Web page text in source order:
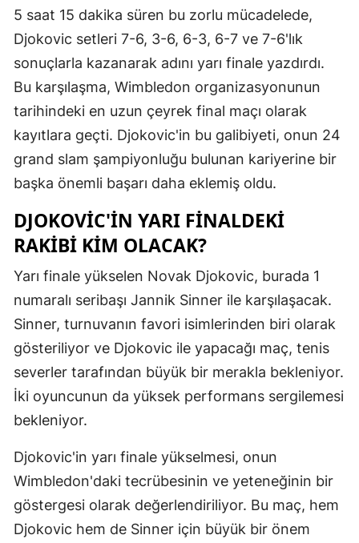
Eskişehir
Gaziantep
Giresun
Gümüşhane
Hakkari
İstanbul
İzmir
Kastamonu
Kayseri
Kocaeli
Konya
5 saat 15 dakika süren bu zorlu mücadelede,
Djokovic setleri 7-6, 3-6, 6-3, 6-7 ve 7-6'lık
sonuçlarla kazanarak adını yarı finale yazdırdı.
Bu karşılaşma, Wimbledon organizasyonunun
tarihindeki en uzun çeyrek final maçı olarak
kayıtlara geçti. Djokovic'in bu galibiyeti, onun 24
grand slam şampiyonluğu bulunan kariyerine bir
başka önemli başarı daha eklemiş oldu.
DJOKOVIC'IN YARI FINALDEKI
RAKIBI KIM OLACAK?
Yarı finale yükselen Novak Djokovic, burada 1
numaralı seribaşı Jannik Sinner ile karşılaşacak.
Sinner, turnuvanın favori isimlerinden biri olarak
gösteriliyor ve Djokovic ile yapacağı maç, tenis
severler tarafından büyük bir merakla bekleniyor.
İki oyuncunun da yüksek performans sergilemesi
bekleniyor.
Djokovic'in yarı finale yükselmesi, onun
Wimbledon'daki tecrübesinin ve yeteneğinin bir
göstergesi olarak değerlendiriliyor. Bu maç, hem
Djokovic hem de Sinner için büyük bir önem